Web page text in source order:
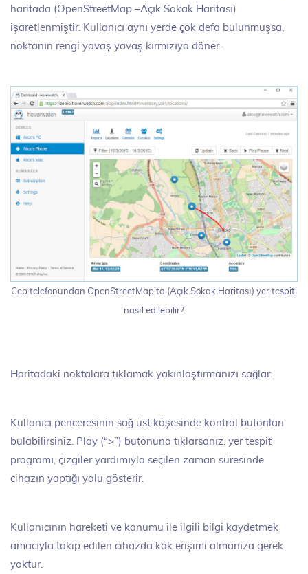
haritada (OpenStreetMap –Açık Sokak Haritası)
işaretlenmiştir. Kullanıcı aynı yerde çok defa bulunmuşsa,
noktanın rengi yavaş yavaş kırmızıya döner.
Cep telefonundan OpenStreetMap’ta (Açık Sokak Haritası) yer tespiti
nasıl edilebilir?
Haritadaki noktalara tıklamak yakınlaştırmanızı sağlar.
Kullanıcı penceresinin sağ üst köşesinde kontrol butonları
bulabilirsiniz. Play (“>”) butonuna tıklarsanız, yer tespit
programı, çizgiler yardımıyla seçilen zaman süresinde
cihazın yaptığı yolu gösterir.
Kullanıcının hareketi ve konumu ile ilgili bilgi kaydetmek
amacıyla takip edilen cihazda kök erişimi almanıza gerek
yoktur.